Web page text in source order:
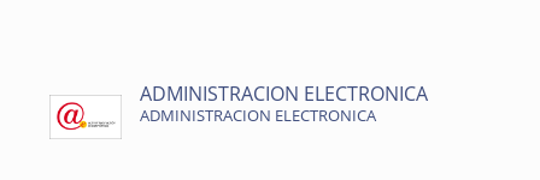
ADMINISTRACION ELECTRONICA
ADMINISTRACION ELECTRONICA